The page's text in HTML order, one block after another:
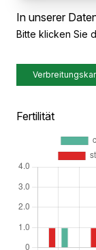
In unserer
Bitte klicken Sie
Fertilität